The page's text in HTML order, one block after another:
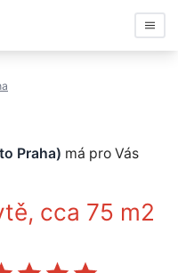
Praha) má pro Vás
cca 75 m2